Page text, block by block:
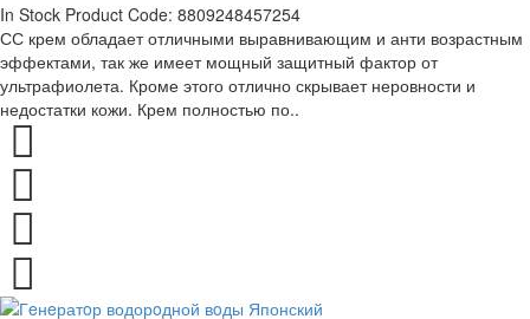
In Stock Product Code: 8809248457254
СС крем обладает отличными выравнивающим и анти возрастным
эффектами, так же имеет мощный защитный фактор от
ультрафиолета. Кроме этого отлично скрывает неровности и
недостатки кожи. Крем полностью по..